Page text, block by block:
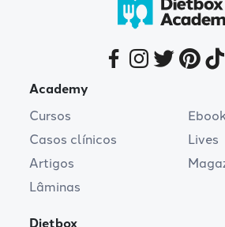
Academy
Cursos
Casos clínicos
Artigos
Lâminas
Lives
Dietbox